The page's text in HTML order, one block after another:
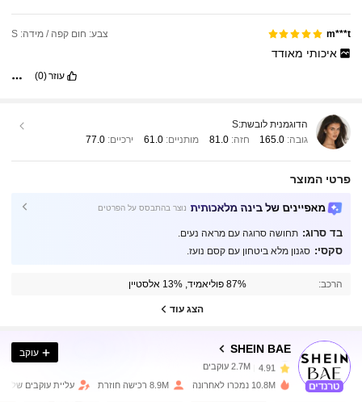
m***t צבע: חום קפה / מידה: S
איכותי מאודד
עוזר(0)
הדוגמנית לובשת:S
גובה: 165.0 חזה:81.0 מותניים: 61.0 ירכיים: 77.0
פרטי המוצר
מאפיינים של בינה מלאכותית נוצר בהתבסס על הפרטים
בד סרוג: תחושה סרוגה עם מראה נעים.
סקסי: סגנון מלא ביטחון עם קסם נועז.
הרכב: 87% פוליאמיד, 13% אלסטיין
הצג עוד
SHEIN BAE
4.91 2.7M עוקבים
עוקב
10.8M נמכרו לאחרונה 8.9M רכישה חוזרת עליית עוקבים של 15%